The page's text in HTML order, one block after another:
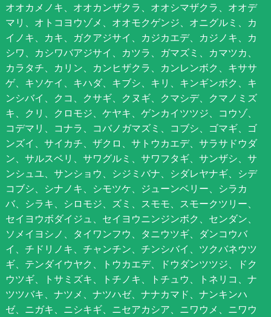
オオカメノキ、オオカンザクラ、オオシマザクラ、オオデ
マリ、オトコヨウゾメ、オオモクゲンジ、オニグルミ、カ
イノキ、カキ、ガクアジサイ、カジカエデ、カジノキ、カ
シワ、カシワバアジサイ、カツラ、ガマズミ、カマツカ、
カラタチ、カリン、カンヒザクラ、カンレンボク、キササ
ゲ、キソケイ、キハダ、キブシ、キリ、キンギンボク、キ
ンシバイ、クコ、クサギ、クヌギ、クマシデ、クマノミズ
キ、クリ、クロモジ、ケヤキ、ゲンカイツツジ、コウゾ、
コデマリ、コナラ、コバノガマズミ、コブシ、ゴマギ、ゴ
ンズイ、サイカチ、ザクロ、サトウカエデ、サラサドウダ
ン、サルスベリ、サワグルミ、サワフタギ、サンザシ、サ
ンシュユ、サンショウ、シジミバナ、シダレヤナギ、シデ
コブシ、シナノキ、シモツケ、ジューンベリー、シラカ
バ、シラキ、シロモジ、ズミ、スモモ、スモークツリー、
セイヨウボダイジュ、セイヨウニンジンボク、センダン、
ソメイヨシノ、タイワンフウ、タニウツギ、ダンコウバ
イ、チドリノキ、チャンチン、チンシバイ、ツクバネウツ
ギ、テンダイウヤク、トウカエデ、ドウダンツツジ、ドク
ウツギ、トサミズキ、トチノキ、トチュウ、トネリコ、ナ
ツツバキ、ナツメ、ナツハゼ、ナナカマド、ナンキンハ
ゼ、ニガキ、ニシキギ、ニセアカシア、ニワウメ、ニワウ